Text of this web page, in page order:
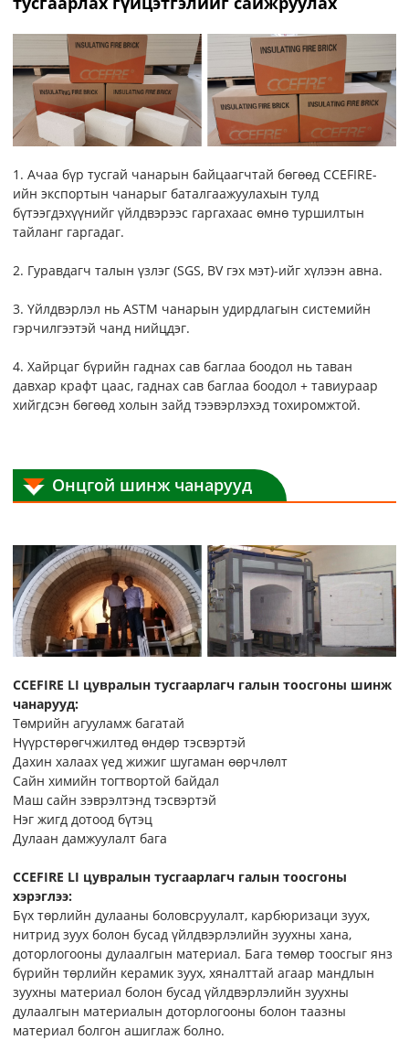
1. Ачаа бүр тусгай чанарын байцаагчтай бөгөөд CCEFIRE-
ийн экспортын чанарыг баталгаажуулахын тулд
бүтээгдэхүүнийг үйлдвэрээс гаргахаас өмнө туршилтын
тайланг гаргадаг.
2. Гуравдагч талын үзлэг (SGS, BV гэх мэт)-ийг хүлээн авна.
3. Үйлдвэрлэл нь ASTM чанарын удирдлагын системийн
гэрчилгээтэй чанд нийцдэг.
4. Хайрцаг бүрийн гаднах сав баглаа боодол нь таван
давхар крафт цаас, гаднах сав баглаа боодол + тавиураар
хийгдсэн бөгөөд холын зайд тээвэрлэхэд тохиромжтой.
Онцгой шинж чанарууд
CCEFIRE LI цувралын тусгаарлагч галын тоосгоны шинж
чанарууд:
Төмрийн агууламж багатай
Нүүрстөрөгчжилтөд өндөр тэсвэртэй
Дахин халаах үед жижиг шугаман өөрчлөлт
Сайн химийн тогтвортой байдал
Маш сайн зэврэлтэнд тэсвэртэй
Нэг жигд дотоод бүтэц
Дулаан дамжуулалт бага
CCEFIRE LI цувралын тусгаарлагч галын тоосгоны
хэрэглээ:
Бүх төрлийн дулааны боловсруулалт, карбюризаци зуух,
нитрид зуух болон бусад үйлдвэрлэлийн зуухны хана,
доторлогооны дулаалгын материал. Бага төмөр тоосгыг янз
бүрийн төрлийн керамик зуух, хяналттай агаар мандлын
зуухны материал болон бусад үйлдвэрлэлийн зуухны
дулаалгын материалын доторлогооны болон таазны
материал болгон ашиглаж болно.